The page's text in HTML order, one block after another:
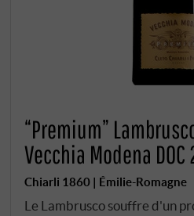
“Premium”
Vecchia Modena
Chiarli 1860 | Émilie-Romagne
Le Lambrusco souffre d'un